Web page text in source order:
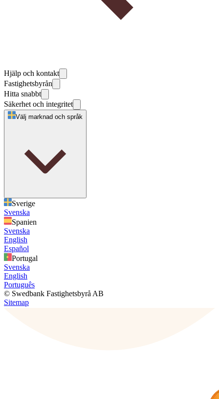
Hjälp och kontakt
Fastighetsbyrån
Hitta snabbt
Säkerhet och integritet
Välj marknad och språk
Sverige
Svenska
Spanien
Svenska
English
Español
Portugal
Svenska
English
Português
© Swedbank Fastighetsbyrå AB
Sitemap